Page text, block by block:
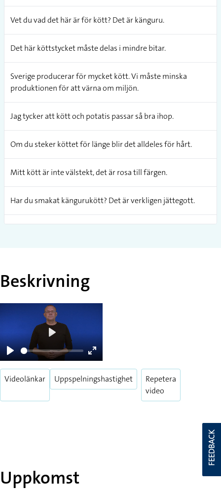
Vet du vad det här är för kött? Det är känguru.
Det här köttstycket måste delas i mindre bitar.
Sverige producerar för mycket kött. Vi måste minska
produktionen för att värna om miljön.
Jag tycker att kött och potatis passar så bra ihop.
Om du steker köttet för länge blir det alldeles för hårt.
Mitt kött är inte välstekt, det är rosa till färgen.
Har du smakat kängurukött? Det är verkligen jättegott.
Beskrivning
Play
Enter
fullscreen
Play
Videolänkar Uppspelningshastighet
Repetera
video
Uppkomst
FEEDBACK